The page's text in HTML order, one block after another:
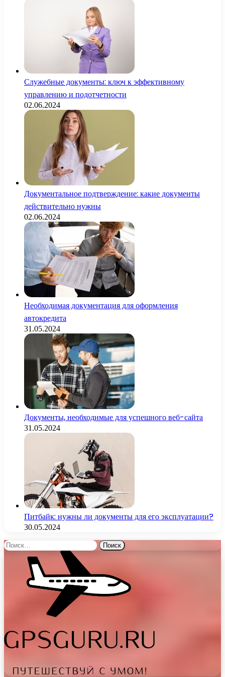
Служебные документы: ключ к эффективному
управлению и подотчетности
02.06.2024
Документальное подтверждение: какие документы
действительно нужны
02.06.2024
Необходимая документация для оформления
автокредита
31.05.2024
Документы, необходимые для успешного веб-сайта
31.05.2024
Питбайк: нужны ли документы для его эксплуатации?
30.05.2024
Найти: